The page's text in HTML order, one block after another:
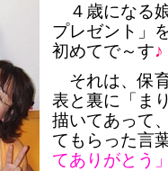
４歳になる
プレゼント」
初めてで～す♪
それは、保
表と裏に「ま
描いてあって
てもらった言
てありがとう